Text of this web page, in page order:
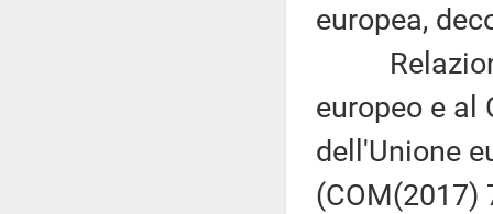
europea,
Relazione
europeo e al
dell'Unione
(COM(2017)